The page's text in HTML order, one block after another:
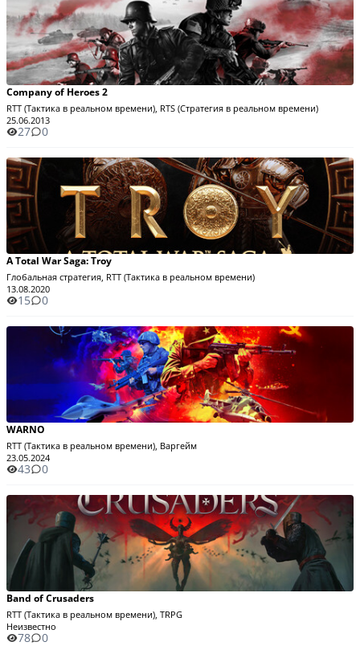
Company of Heroes 2
RTT (Тактика в реальном времени), RTS (Стратегия в реальном времени)
25.06.2013
27 0
A Total War Saga: Troy
Глобальная стратегия, RTT (Тактика в реальном времени)
13.08.2020
15 0
WARNO
RTT (Тактика в реальном времени), Варгейм
23.05.2024
43 0
Band of Crusaders
RTT (Тактика в реальном времени), TRPG
Неизвестно
78 0